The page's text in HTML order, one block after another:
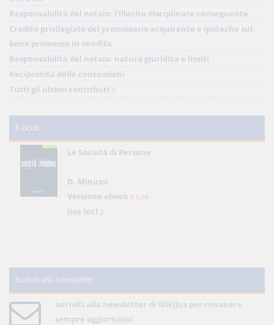
Responsabilità del notaio: l'illecito disciplinare conseguente
Credito privilegiato del promissario acquirente e ipoteche sul
bene promesso in vendita
Responsabilità del notaio: natura giuridica e limiti
Reciprocità delle concessioni
Tutti gli ultimi contributi >
E-Book
Le Società di Persone
D. Minussi
Versione ebook € 5,99
(iva incl.)
Iscriviti alla Newsletter
Iscriviti alla newsletter di WikiJus per rimanere
sempre aggiornato!